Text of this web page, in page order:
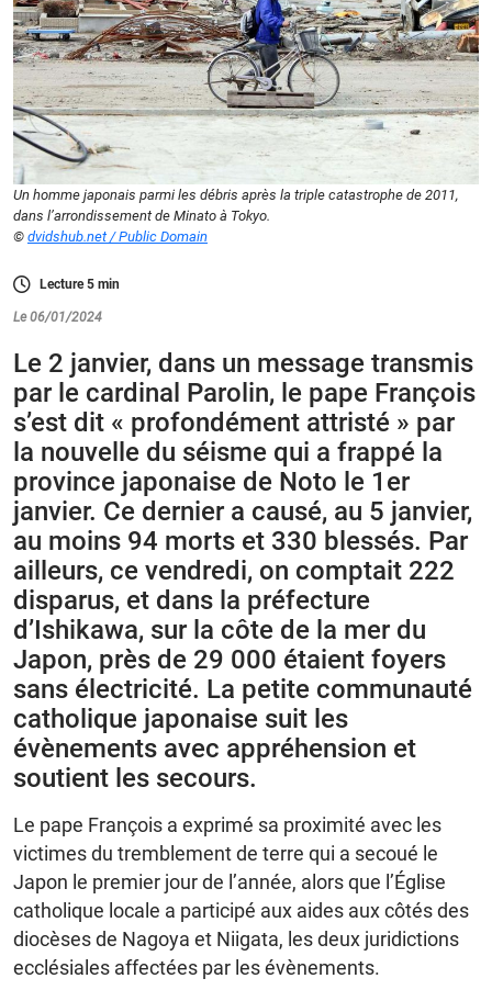
Un homme japonais parmi les débris après la triple catastrophe de 2011,
dans l’arrondissement de Minato à Tokyo.
© dvidshub.net / Public Domain
Lecture5 min
Le 06/01/2024
Le 2 janvier, dans un message transmis
par le cardinal Parolin, le pape François
s’est dit « profondément attristé » par
la nouvelle du séisme qui a frappé la
province japonaise de Noto le 1er
janvier. Ce dernier a causé, au 5 janvier,
au moins 94 morts et 330 blessés. Par
ailleurs, ce vendredi, on comptait 222
disparus, et dans la préfecture
d’Ishikawa, sur la côte de la mer du
Japon, près de 29 000 étaient foyers
sans électricité. La petite communauté
catholique japonaise suit les
évènements avec appréhension et
soutient les secours.
Le pape François a exprimé sa proximité avec les
victimes du tremblement de terre qui a secoué le
Japon le premier jour de l’année, alors que l’Église
catholique locale a participé aux aides aux côtés des
diocèses de Nagoya et Niigata, les deux juridictions
ecclésiales affectées par les évènements.